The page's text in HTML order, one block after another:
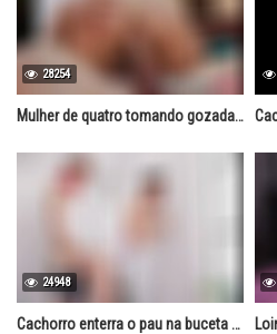
28254
Mulher de quatro tomando gozada do cachorro dentro da buceta
24948
Cachorro enterra o pau na buceta quase até às bolas